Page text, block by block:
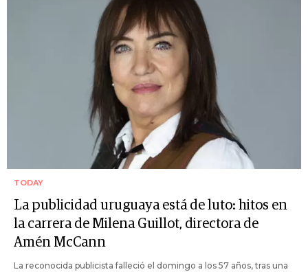
TODAY
La publicidad uruguaya está de luto: hitos en
la carrera de Milena Guillot, directora de
Amén McCann
La reconocida publicista falleció el domingo a los 57 años, tras una